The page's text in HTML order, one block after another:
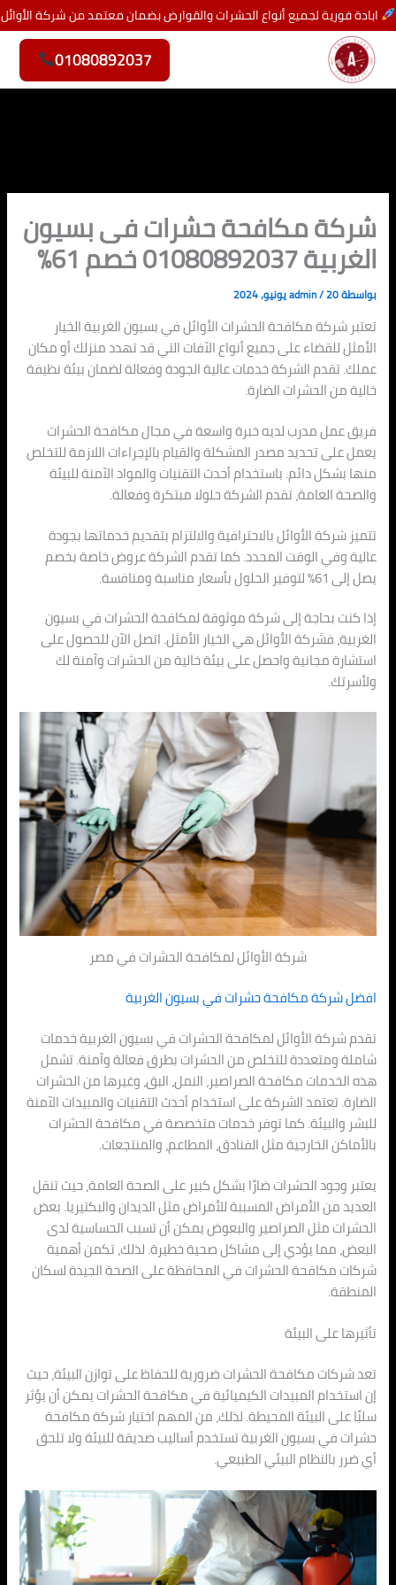
تخطي
إلى
المحتوى
ابادة فورية لجميع أنواع الحشرات والقوارض بضمان معتمد من شركة الأوائل
01080892037
شركة مكافحة حشرات فى بسيون
الغربية 01080892037 خصم 61%
بواسطة admin/20 يونيو، 2024
تعتبر شركة مكافحة الحشرات الأوائل في بسيون الغربية الخيار
الأمثل للقضاء على جميع أنواع الآفات التي قد تهدد منزلك أو مكان
عملك. تقدم الشركة خدمات عالية الجودة وفعالة لضمان بيئة نظيفة
خالية من الحشرات الضارة.
فريق عمل مدرب لديه خبرة واسعة في مجال مكافحة الحشرات
يعمل على تحديد مصدر المشكلة والقيام بالإجراءات اللازمة للتخلص
منها بشكل دائم. باستخدام أحدث التقنيات والمواد الآمنة للبيئة
والصحة العامة، تقدم الشركة حلولا مبتكرة وفعالة.
تتميز شركة الأوائل بالاحترافية والالتزام بتقديم خدماتها بجودة
عالية وفي الوقت المحدد. كما تقدم الشركة عروض خاصة بخصم
يصل إلى 61% لتوفير الحلول بأسعار مناسبة ومنافسة.
إذا كنت بحاجة إلى شركة موثوقة لمكافحة الحشرات في بسيون
الغربية، فشركة الأوائل هي الخيار الأمثل. اتصل الآن للحصول على
استشارة مجانية واحصل على بيئة خالية من الحشرات وآمنة لك
ولأسرتك.
شركة الأوائل لمكافحة الحشرات في مصر
افضل شركة مكافحة حشرات في بسيون الغربية
تقدم شركة الأوائل لمكافحة الحشرات في بسيون الغربية خدمات
شاملة ومتعددة للتخلص من الحشرات بطرق فعالة وآمنة. تشمل
هذه الخدمات مكافحة الصراصير، النمل، البق، وغيرها من الحشرات
الضارة. تعتمد الشركة على استخدام أحدث التقنيات والمبيدات الآمنة
للبشر والبيئة. كما توفر خدمات متخصصة في مكافحة الحشرات
بالأماكن الخارجية مثل الفنادق، المطاعم، والمنتجعات.
يعتبر وجود الحشرات ضارًا بشكل كبير على الصحة العامة، حيث تنقل
العديد من الأمراض المسببة للأمراض مثل الديدان والبكتيريا. بعض
الحشرات مثل الصراصير والبعوض يمكن أن تسبب الحساسية لدى
البعض، مما يؤدي إلى مشاكل صحية خطيرة. لذلك، تكمن أهمية
شركات مكافحة الحشرات في المحافظة على الصحة الجيدة لسكان
المنطقة.
تأثيرها على البيئة
تعد شركات مكافحة الحشرات ضرورية للحفاظ على توازن البيئة، حيث
إن استخدام المبيدات الكيميائية في مكافحة الحشرات يمكن أن يؤثر
سلبًا على البيئة المحيطة. لذلك، من المهم اختيار شركة مكافحة
حشرات في بسيون الغربية تستخدم أساليب صديقة للبيئة ولا تلحق
أي ضرر بالنظام البيئي الطبيعي.